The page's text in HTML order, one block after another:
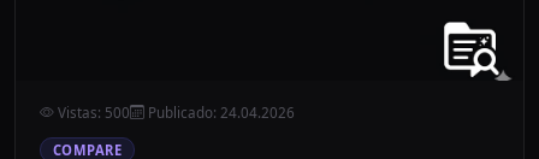
Vistas: 500 Publicado: 24.04.2026
COMPARE